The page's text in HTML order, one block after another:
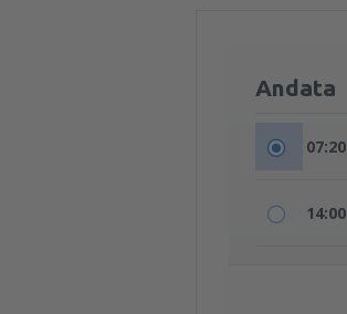
Andata
07:20
14:00